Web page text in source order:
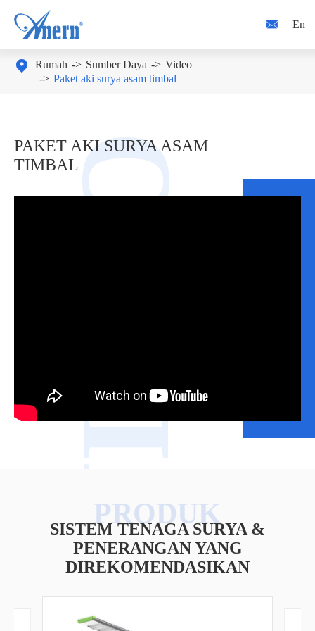
 En
 Rumah Sumber Daya
Video
Paket aki surya asam timbal
PAKET AKI SURYA ASAM
TIMBALVIDEO
SISTEM TENAGA SURYA &
PENERANGAN YANG
DIREKOMENDASIKAN